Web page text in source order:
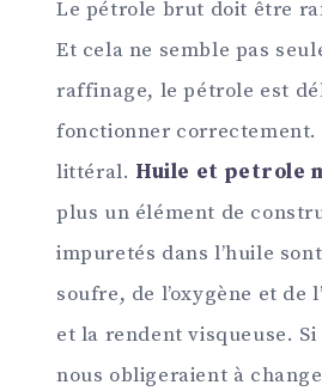
Le pétrole brut doit être
Et cela ne semble pas
raffinage, le pétrole est
fonctionner correctement.
littéral. Huile et petrole
plus un élément de
impuretés dans l’huile
soufre, de l’oxygène et
et la rendent visqueuse.
nous obligeraient à